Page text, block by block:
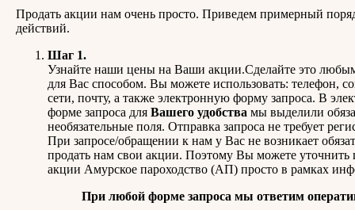
Продать акции нам очень просто. Приведем примерный
действий.
Шаг 1.
Узнайте наши цены на Ваши акции.Сделайте это
для Вас способом. Вы можете использовать: телефон,
сети, почту, а также электронную форму запроса. В
форме запроса для Вашего удобства мы выделили
необязательные поля. Отправка запроса не требует
При запросе/обращении к нам у Вас не возникает
продать нам свои акции. Поэтому Вы можете уточнить
акции Амурское пароходство (АП) просто в рамках
При любой форме запроса мы ответим